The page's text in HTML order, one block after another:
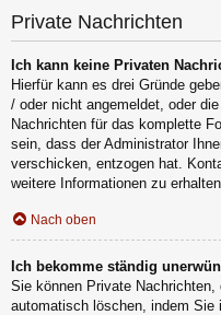
Private Nachrichten
Ich kann keine Privaten
Hierfür kann es drei Gründe
/ oder nicht angemeldet, oder
Nachrichten für das komplette
sein, dass der Administrator
verschicken, entzogen hat.
weitere Informationen zu erhalten.
Nach oben
Ich bekomme ständig
Sie können Private Nachrichten,
automatisch löschen, indem Sie